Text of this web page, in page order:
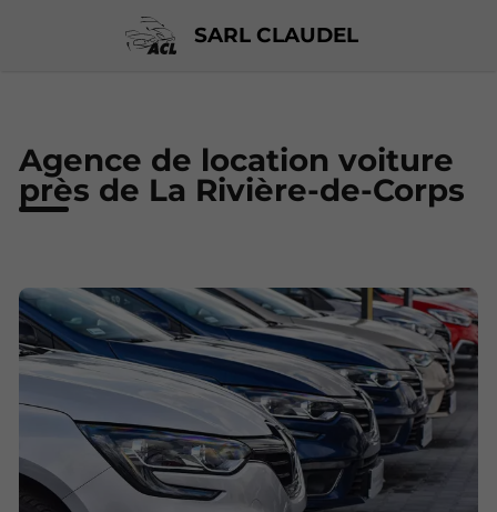
SARL CLAUDEL
Agence de location voiture
près de La Rivière-de-Corps